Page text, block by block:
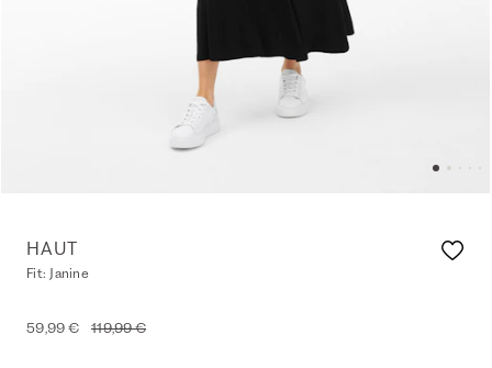
HAUT
Fit: Janine
59,99 € 119,99 €